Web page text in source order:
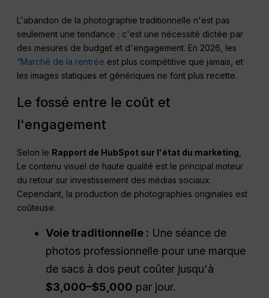
L'abandon de la photographie traditionnelle n'est pas
seulement une tendance ; c'est une nécessité dictée par
des mesures de budget et d'engagement. En 2026, les
“Marché de la rentrée est plus compétitive que jamais, et
les images statiques et génériques ne font plus recette.
Le fossé entre le coût et
l'engagement
Selon le Rapport de HubSpot sur l'état du marketing
Le contenu visuel de haute qualité est le principal moteur
du retour sur investissement des médias sociaux.
Cependant, la production de photographies originales est
coûteuse.
Voie traditionnelle : Une séance de
photos professionnelle pour une marque
de sacs à dos peut coûter jusqu'à
$3,000–$5,000 par jour.